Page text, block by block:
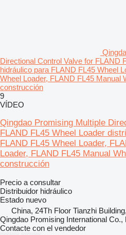
Directional Control Valve for FLAND
hidráulico para FLAND FL45 Wheel
Wheel Loader, FLAND FL45 Manual
construcción
9
VÍDEO
Qingdao Promising Multiple
FLAND FL45 Wheel Loader
FLAND FL45 Wheel Loader,
Loader, FLAND FL45 Manual
construcción
Precio a consultar
Distribuidor hidráulico
Estado nuevo
China, 24Th Floor Tianzhi
Qingdao Promising International Co.,
Contacte con el vendedor